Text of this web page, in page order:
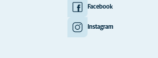
Facebook
Instagram